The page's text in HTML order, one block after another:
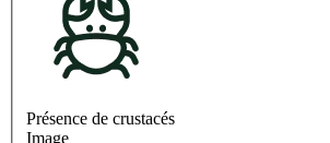
Présence de crustacés
Image